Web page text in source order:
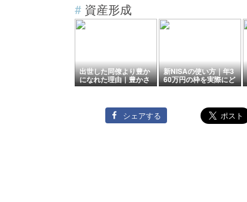
# 資産形成
出世した同僚より豊か
になれた理由｜豊かさ
の定義の変化【後編】
新NISAの使い方｜年3
60万円の枠を実際にど
う埋めているか
シェアする